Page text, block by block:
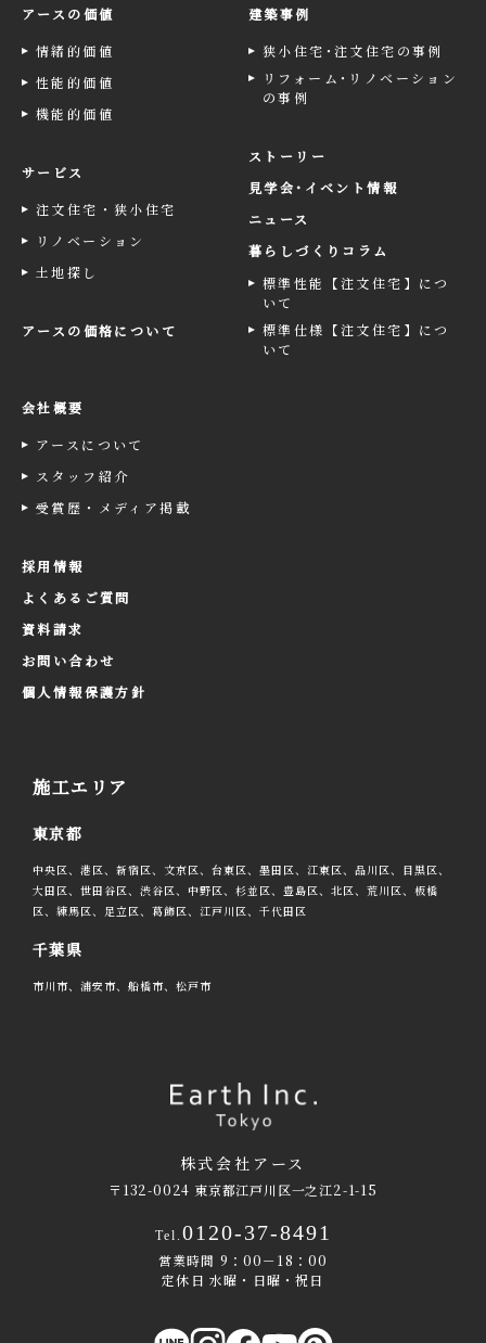
アースの価値
情緒的価値
性能的価値
機能的価値
サービス
注文住宅・狭小住宅
リノベーション
土地探し
アースの価格について
建築事例
狭小住宅･注文住宅の事例
リフォーム･リノベーション
の事例
ストーリー
見学会･イベント情報
ニュース
暮らしづくりコラム
標準性能【注文住宅】につ
いて
標準仕様【注文住宅】につ
いて
会社概要
アースについて
スタッフ紹介
受賞歴・メディア掲載
採用情報
よくあるご質問
資料請求
お問い合わせ
個人情報保護方針
施工エリア
東京都
中央区、港区、新宿区、文京区、台東区、墨田区、江東区、品川区、目黒区、
大田区、世田谷区、渋谷区、中野区、杉並区、豊島区、北区、荒川区、板橋
区、練馬区、足立区、葛飾区、江戸川区、千代田区
千葉県
市川市、浦安市、船橋市、松戸市
株式会社アース
〒132-0024 東京都江戸川区一之江2-1-15
Tel. 0120-37-8491
営業時間 9：00－18：00
定休日 水曜・日曜・祝日